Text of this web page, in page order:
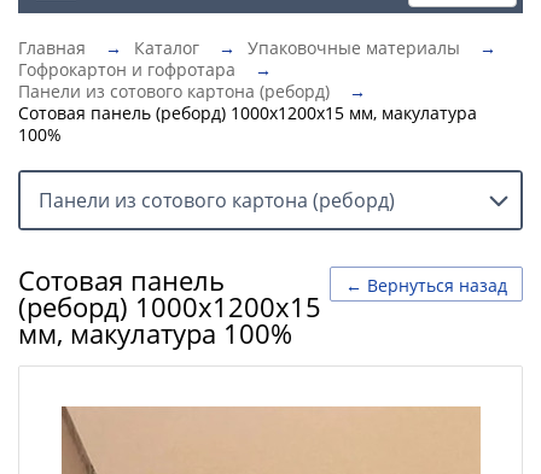
Главная → Каталог → Упаковочные материалы
→
Гофрокартон и гофротара
→
Панели из сотового картона (реборд)
→
Сотовая панель (реборд) 1000х1200х15 мм, макулатура
100%
Панели из сотового картона (реборд)
← Вернуться назад
Сотовая панель
(реборд) 1000х1200х15
мм, макулатура 100%